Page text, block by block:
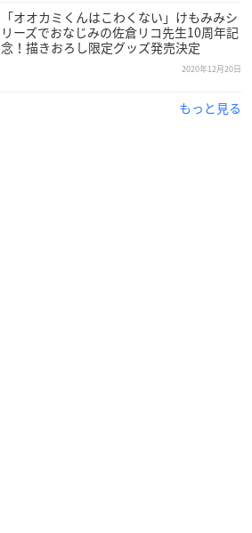
「オオカミくんはこわくない」けもみみシ
リーズでおなじみの佐倉リコ先生10周年記
念！描きおろし限定グッズ発売決定
2020年12月20日
もっと見る